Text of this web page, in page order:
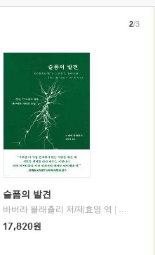
슬픔의 발견
바버라 블래츨리 저/제효영 역
디플롯
17,820원
2/3